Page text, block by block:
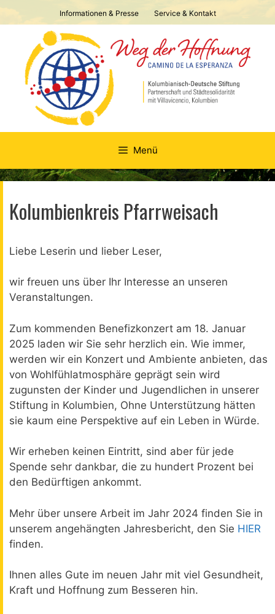
zum
Informationen & Presse Service & Kontakt
Menü
Kolumbienkreis Pfarrweisach
Liebe Leserin und lieber Leser,
wir freuen uns über Ihr Interesse an unseren
Veranstaltungen.
Zum kommenden Benefizkonzert am 18. Januar
2025 laden wir Sie sehr herzlich ein. Wie immer,
werden wir ein Konzert und Ambiente anbieten, das
von Wohlfühlatmosphäre geprägt sein wird
zugunsten der Kinder und Jugendlichen in unserer
Stiftung in Kolumbien, Ohne Unterstützung hätten
sie kaum eine Perspektive auf ein Leben in Würde.
Wir erheben keinen Eintritt, sind aber für jede
Spende sehr dankbar, die zu hundert Prozent bei
den Bedürftigen ankommt.
Mehr über unsere Arbeit im Jahr 2024 finden Sie in
unserem angehängten Jahresbericht, den Sie HIER
finden.
Ihnen alles Gute im neuen Jahr mit viel Gesundheit,
Kraft und Hoffnung zum Besseren hin.